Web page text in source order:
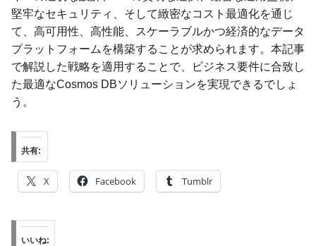
堅牢なセキュリティ、そして緻密なコスト最適化を通じ
て、高可用性、高性能、スケーラブルかつ経済的なデータ
プラットフォームを構築することが求められます。本記事
で解説した戦略を適用することで、ビジネス要件に合致し
た最適なCosmos DBソリューションを実現できるでしょ
う。
共有:
X Facebook Tumblr
いいね: